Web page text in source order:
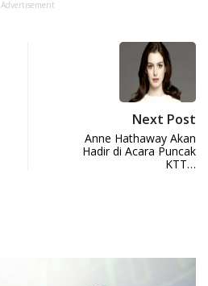
Advertisement
Next Post
Anne Hathaway Akan
Hadir di Acara Puncak
KTT…